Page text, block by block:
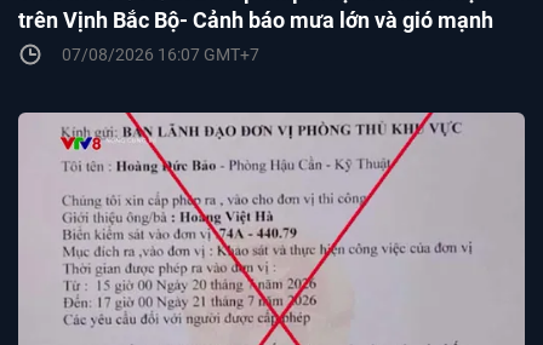
trên Vịnh Bắc Bộ- Cảnh báo mưa lớn và gió mạnh
07/08/2026 16:07 GMT+7